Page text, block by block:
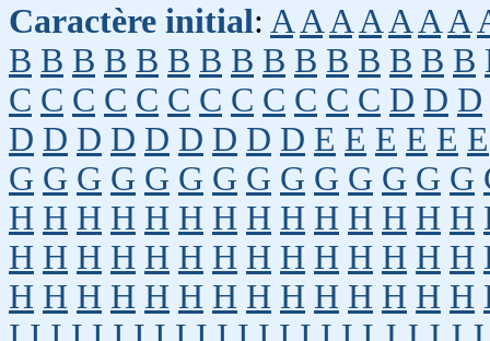
Caractère initial: A A A A A A A
B B B B B B B B B B B B B B B
C C C C C C C C C C C C D D D
D D D D D D D D D E E E E E E
G G G G G G G G G G G G G G
H H H H H H H H H H H H H H
H H H H H H H H H H H H H H
H H H H H H H H H H H H H H